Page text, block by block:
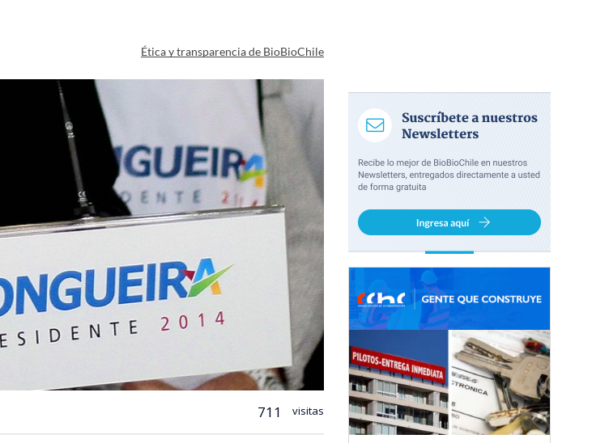
Ética y transparencia de BioBioChile
711 visitas